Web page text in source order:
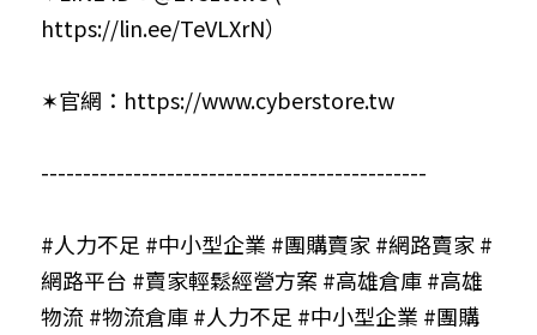
https://lin.ee/TeVLXrN）
✶官網： https://www.cyberstore.tw
----------------------------------------------
#人力不足 #中小型企業 #團購賣家 #網路賣家 #
網路平台 #賣家輕鬆經營方案 #高雄倉庫#高雄
物流 #物流倉庫#人力不足 #中小型企業 #團購